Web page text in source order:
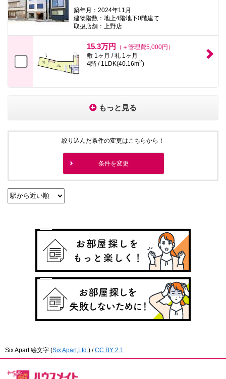
築年月：2024年11月
建物階数：地上4階地下0階建て
取扱店舗：上野店
15.3万円
（＋管理費5,000円）
敷 1ヶ月 / 礼 1ヶ月
4階 / 1LDK(40.16m2)
もっと見る
絞り込んだ条件の変更はこちらから！
条件を変更
Six Apart 絵文字 (Six Apart,Ltd. ) /CC BY 2.1